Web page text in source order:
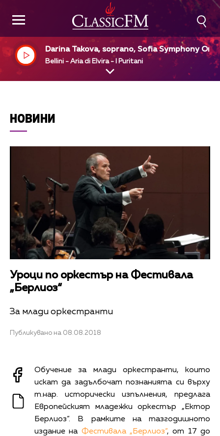
Darina Takova, soprano, Sofia Symphony
stra, Metodi Matakiev, dir
Bellini - Aria di Elvira - I Puritani
НОВИНИ
Уроци по оркестър на Фестивала
„Берлиоз“
За млади оркестранти
Публикувано на 08.08.2018
Обучение за млади оркестранти, които
искат да задълбочат познанията си върху
т.нар. исторически изпълнения, предлага
Европейският младежки оркестър „Ектор
Берлиоз“. В рамките на тазгодишното
издание на Фестивала „Берлиоз“, от 17 до